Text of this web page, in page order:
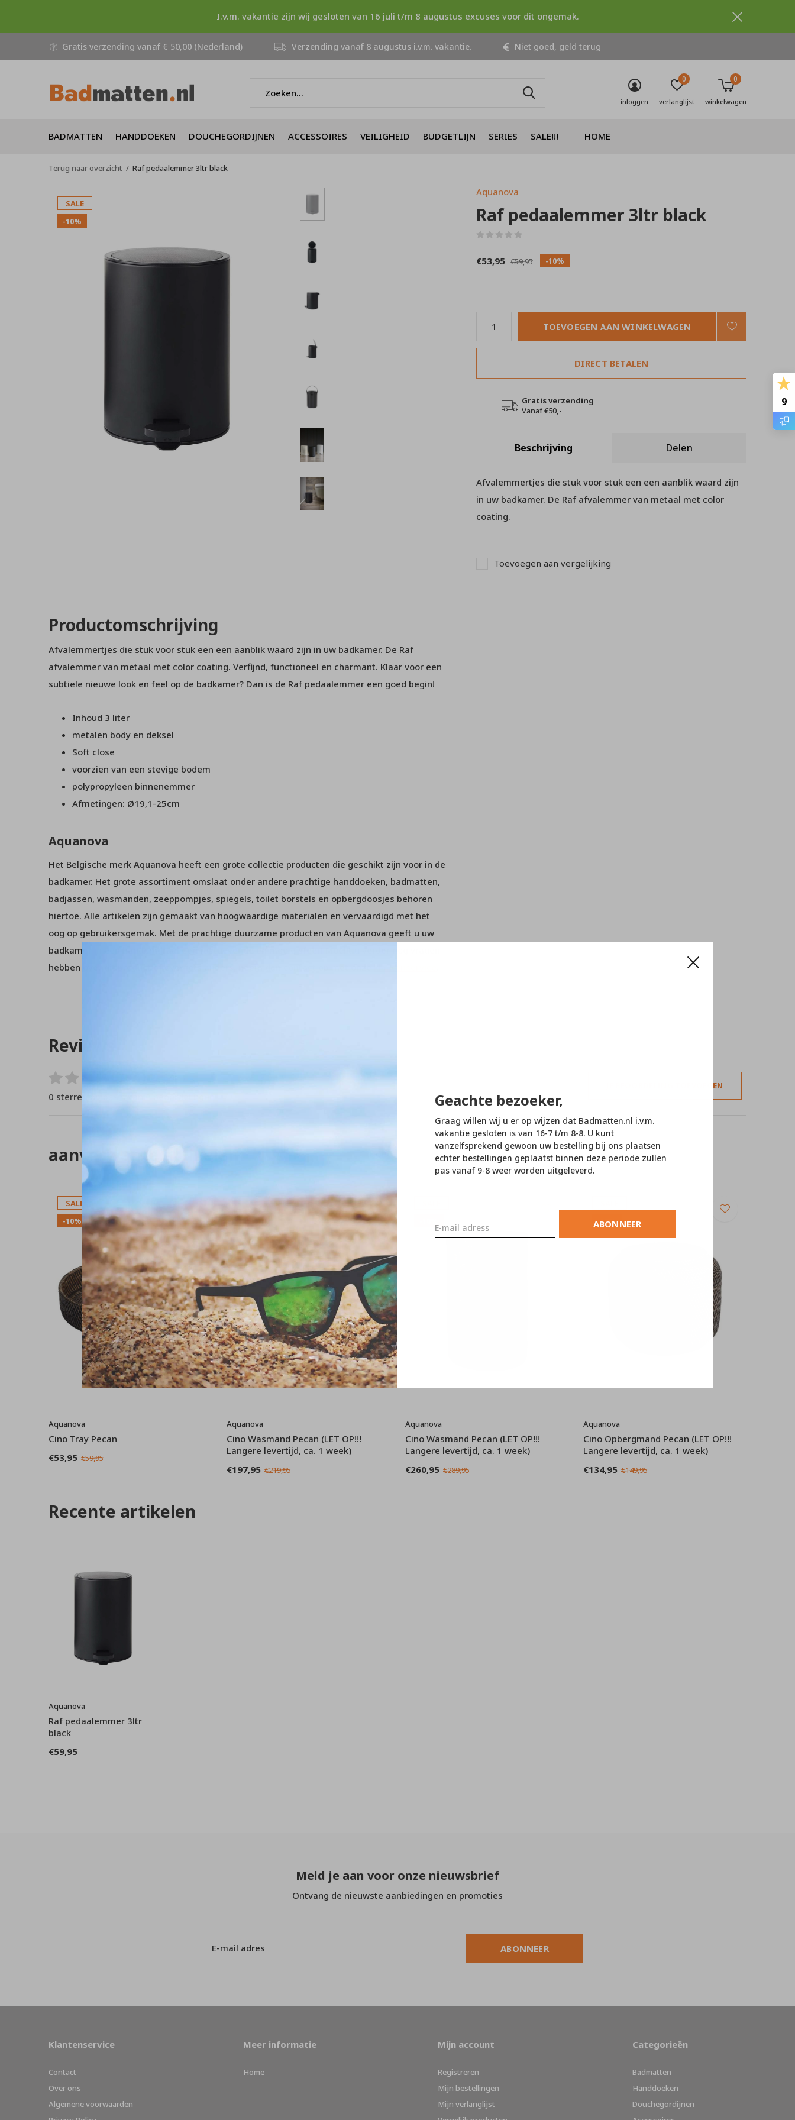
Geachte bezoeker,
Graag willen wij u er op wijzen dat Badmatten.nl i.v.m.
vakantie gesloten is van 16-7 t/m 8-8. U kunt
vanzelfsprekend gewoon uw bestelling bij ons plaatsen
echter bestellingen geplaatst binnen deze periode zullen
pas vanaf 9-8 weer worden uitgeleverd.
ABONNEER
BADMATTEN HANDDOEKEN DOUCHEGORDIJNEN ACCESSOIRES VEILIGHEID BUDGETLIJN SERIES SALE!!! HOME
inloggen verlanglijst
0
winkelwagen
0
Gratis verzending vanaf € 50,00 (Nederland) Verzending vanaf 8 augustus i.v.m. vakantie. Niet goed, geld terug
I.v.m. vakantie zijn wij gesloten van 16 juli t/m 8 augustus excuses voor dit ongemak.
Terug naar overzicht Raf pedaalemmer 3ltr black
SALE
-10%
Aquanova
Raf pedaalemmer 3ltr black
€53,95 €59,95 -10%
TOEVOEGEN AAN WINKELWAGEN
DIRECT BETALEN
Gratis verzending
Vanaf €50,-
Beschrijving Delen
Afvalemmertjes die stuk voor stuk een een aanblik waard zijn
in uw badkamer. De Raf afvalemmer van metaal met color
coating.
Toevoegen aan vergelijking
Productomschrijving
Afvalemmertjes die stuk voor stuk een een aanblik waard zijn in uw badkamer. De Raf
afvalemmer van metaal met color coating. Verfijnd, functioneel en charmant. Klaar voor een
subtiele nieuwe look en feel op de badkamer? Dan is de Raf pedaalemmer een goed begin!
Inhoud 3 liter
metalen body en deksel
Soft close
voorzien van een stevige bodem
polypropyleen binnenemmer
Afmetingen: Ø19,1-25cm
Aquanova
Het Belgische merk Aquanova heeft een grote collectie producten die geschikt zijn voor in de
badkamer. Het grote assortiment omslaat onder andere prachtige handdoeken, badmatten,
badjassen, wasmanden, zeeppompjes, spiegels, toilet borstels en opbergdoosjes behoren
hiertoe. Alle artikelen zijn gemaakt van hoogwaardige materialen en vervaardigd met het
oog op gebruikersgemak. Met de prachtige duurzame producten van Aquanova geeft u uw
badkamer in een handomdraai een rustgevende en mooie sfeer! Mocht u verder nog vragen
hebben over dit product of over iets anders, neem dan contact op met onze
Reviews
0 sterren op basis van 0 beoordelingen
JE BEOORDELING TOEVOEGEN
aanverwante artikelen
SALE
-10%
Aquanova
Cino Tray Pecan
€53,95 €59,95
SALE
-10%
Aquanova
Cino Wasmand Pecan (LET OP!!!
Langere levertijd, ca. 1 week)
€197,95 €219,95
Aquanova
Cino Wasmand Pecan (LET OP!!!
Langere levertijd, ca. 1 week)
€260,95 €289,95
-10%
Aquanova
Cino Opbergmand Pecan (LET OP!!!
Langere levertijd, ca. 1 week)
€134,95 €149,95
Recente artikelen
Aquanova
Raf pedaalemmer 3ltr
black
€59,95
Meld je aan voor onze nieuwsbrief
Ontvang de nieuwste aanbiedingen en promoties
ABONNEER
Klantenservice
Contact
Over ons
Algemene voorwaarden
Meer informatie
Home
Mijn account
Registreren
Mijn bestellingen
Mijn verlanglijst
Categorieën
Badmatten
Handdoeken
Douchegordijnen
9